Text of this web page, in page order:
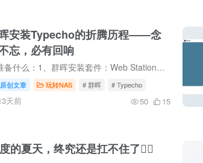
安装Typecho的折腾历程——念
忘，必有回响
需准备什么：1、群晖安装套件：Web Station、PHP8.0、MariaDB 10、phpMyAdmin、nginx或apache HTTP Server 2.42、准备安装包：下载Typecho、可下载一个好看的主题3、打开准备访问端口，本文以10...
原创文章 玩转NAS # 群晖 # Typecho
天前 50 15
的夏天，终究还是扛不住了😮‍💨